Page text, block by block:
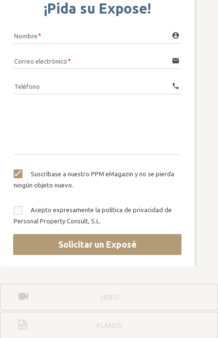
¡Pida su Expose!
Nombre account_circle
Correo electrónico email
Teléfono call
Suscríbase a nuestro PPM eMagazin y no se pierda
ningún objeto nuevo.
Acepto expresamente la política de privacidad de
Personal Property Consult, S.L.
Solicitar un Exposé
VIDEO
PLANOS